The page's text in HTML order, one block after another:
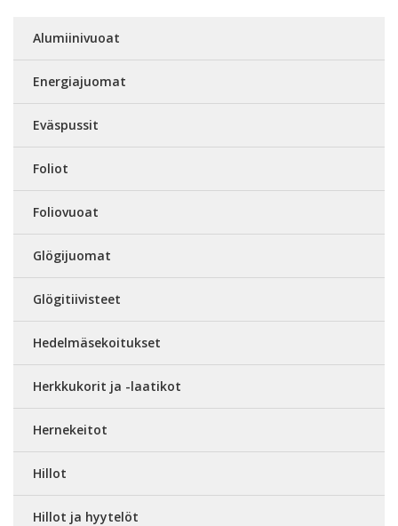
Alumiinivuoat
Energiajuomat
Eväspussit
Foliot
Foliovuoat
Glögijuomat
Glögitiivisteet
Hedelmäsekoitukset
Herkkukorit ja -laatikot
Hernekeitot
Hillot
Hillot ja hyytelöt